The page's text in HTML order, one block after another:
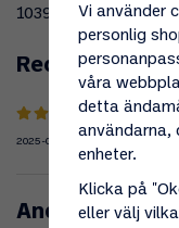
103973
Recensioner
2025-05-19
Andra köpte
Vi använder
personlig
våra
detta
användarna,
enheter.
Klicka på
eller välj